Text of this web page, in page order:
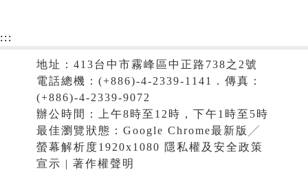
:::
地址：413台中市霧峰區中正路738之2號
電話總機：(+886)-4-2339-1141．傳真：
(+886)-4-2339-9072
辦公時間：上午8時至12時，下午1時至5時
最佳瀏覽狀態：Google Chrome最新版╱
螢幕解析度1920x1080 隱私權及安全政策
宣示 | 著作權聲明